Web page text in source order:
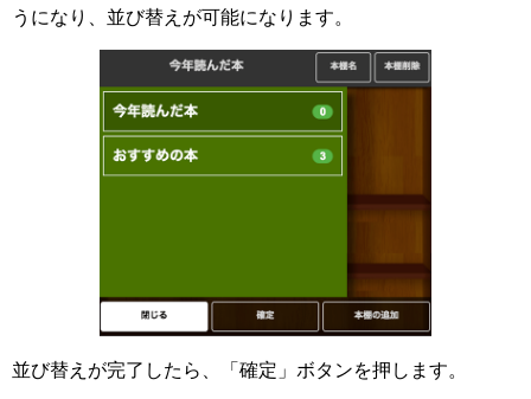
うになり、並び替えが可能になります。
並び替えが完了したら、「確定」ボタンを押します。